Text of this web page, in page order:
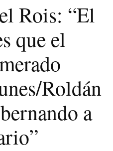
Rois: “El
que el
Roldán
a